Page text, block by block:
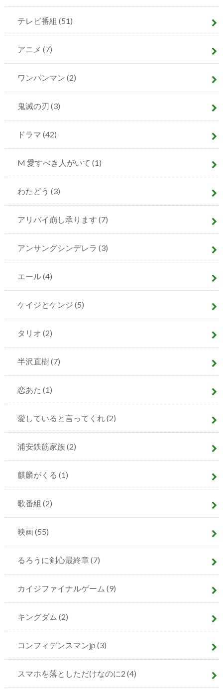
テレビ番組 (51)
アニメ (7)
ワンパンマン (2)
鬼滅の刃 (3)
ドラマ (42)
M 愛すべき人がいて (1)
わたどう (3)
アリバイ崩し承ります (7)
アンサングシンデレラ (3)
エール(4)
ケイジとケンジ (5)
タリオ (2)
半沢直樹(7)
恋あた (1)
愛していると言ってくれ(2)
浦安鉄筋家族(2)
麒麟がくる (1)
歌番組 (2)
映画(55)
るろうに剣心最終章(7)
カイジファイナルゲーム (9)
キングダム (2)
コンフィデンスマンjp (3)
スマホを落としただけなのに2 (4)